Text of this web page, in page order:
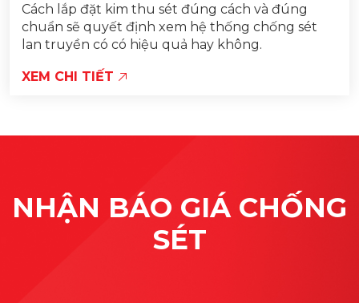
Cách lắp đặt kim thu sét đúng cách và đúng
chuẩn sẽ quyết định xem hệ thống chống sét
lan truyền có có hiệu quả hay không.
XEM CHI TIẾT
NHẬN BÁO GIÁ CHỐNG
SÉT